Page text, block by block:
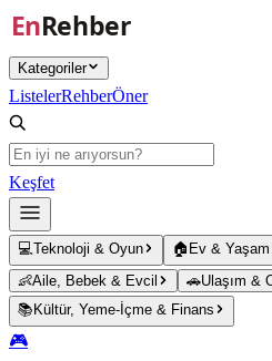
Ana içeriğe atla
Kategoriler
ListelerRehberÖner
Keşfet
💻Teknoloji & Oyun 🏠 Ev & Yaşam
👶Aile, Bebek & Evcil 🚗Ulaşım &
📚 Kültür, Yeme-İçme & Finans
🎮